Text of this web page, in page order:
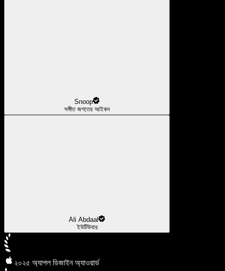
Snoop
সঙ্গীত জগতের আইকন
Ali Abdaal
ইউটিউবার
২০২৫ অ্যাপল ডিজাইন অ্যাওয়ার্ড